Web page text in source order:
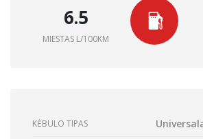
6.5
MIESTAS L/100KM
KĖBULO TIPAS